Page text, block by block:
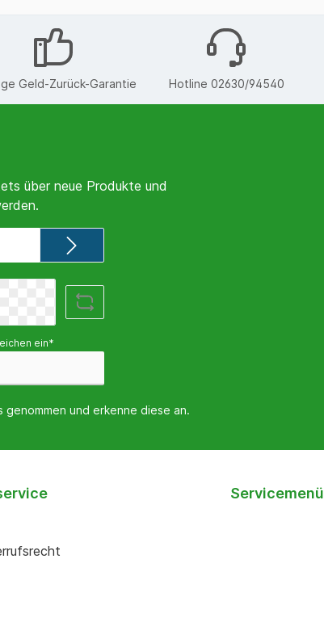
Geld-Zurück-Garantie Hotline 02630/94540
über neue Produkte und
ein*
genommen und erkenne diese an.
Servicemenü